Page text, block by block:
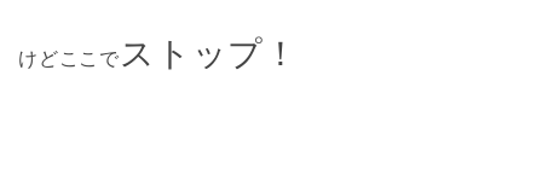
けどここで ストップ！